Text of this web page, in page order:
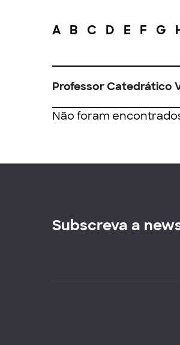
A B C D E F G
Professor Catedrático
Não foram
Subscreva a